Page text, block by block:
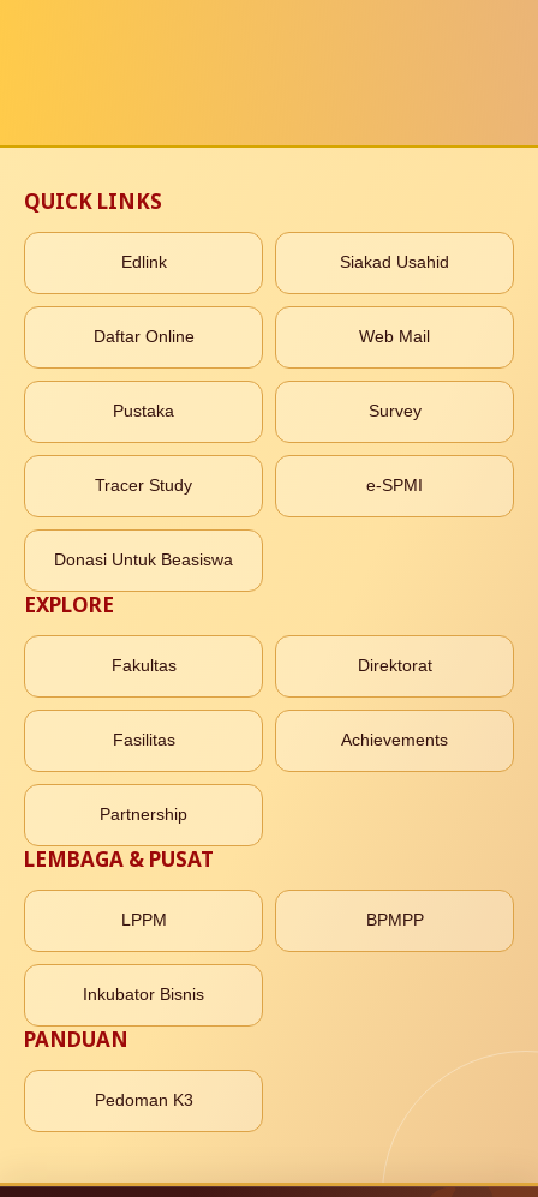
QUICK LINKS
Edlink Siakad Usahid
Daftar Online Web Mail
Pustaka Survey
Tracer Study e-SPMI
Donasi Untuk Beasiswa
EXPLORE
Fakultas Direktorat
Fasilitas Achievements
Partnership
LEMBAGA & PUSAT
LPPM BPMPP
Inkubator Bisnis
PANDUAN
Pedoman K3